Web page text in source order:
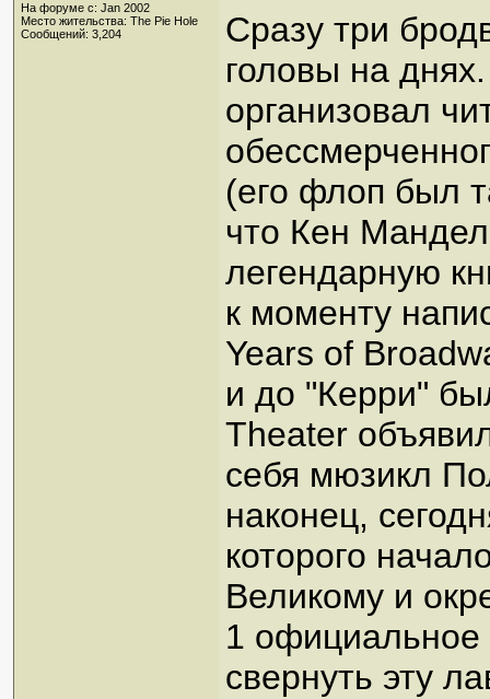
На форуме с: Jan 2002
Место жительства: The Pie Hole
Сообщений: 3,204
Сразу три
головы на
организовал
(его флоп был
что Кен
легендарную
к моменту
Years of
и до "Керри"
Theater
себя мюзикл
наконец,
которого
Великому и
1 официальное
свернуть эту